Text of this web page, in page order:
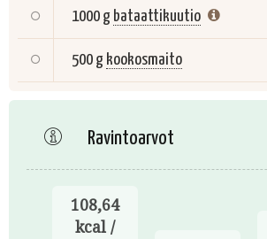
1000 g bataattikuutio
500 g kookosmaito
Ravintoarvot
108,64
kcal /